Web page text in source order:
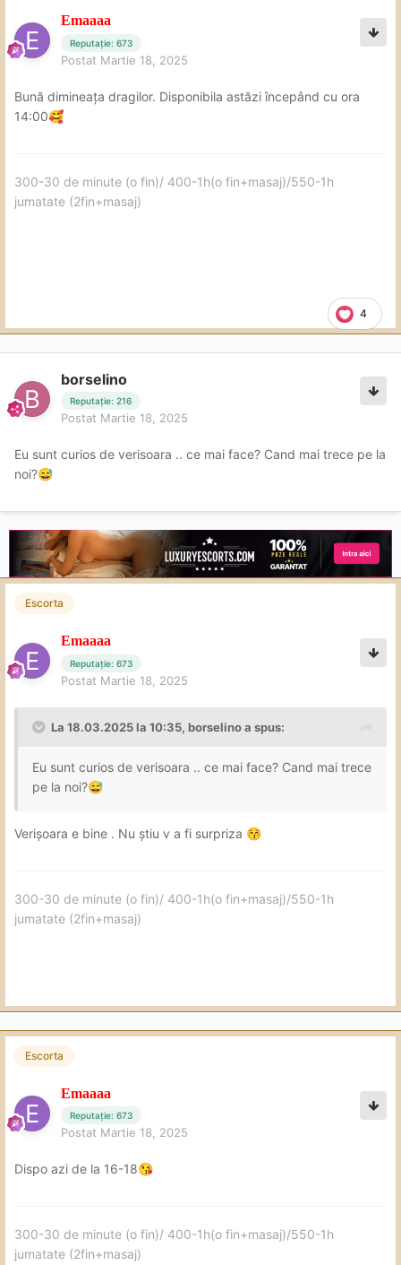
Emaaaa
Reputație: 673
Postat Martie 18, 2025
Bună dimineața dragilor. Disponibila astăzi începând cu ora
14:00🥰
4
300-30 de minute (o fin)/ 400-1h(o fin+masaj)/550-1h
jumatate (2fin+masaj)
borselino
Reputație: 216
Postat Martie 18, 2025
Eu sunt curios de verisoara .. ce mai face? Cand mai trece pe la
noi?😅
Escorta
Emaaaa
Reputație: 673
Postat Martie 18, 2025
La 18.03.2025 la 10:35, borselinoa spus:
Eu sunt curios de verisoara .. ce mai face? Cand mai trece
pe la noi?😅
Verișoara e bine . Nu știu v a fi surpriza 😚
300-30 de minute (o fin)/ 400-1h(o fin+masaj)/550-1h
jumatate (2fin+masaj)
Escorta
Emaaaa
Reputație: 673
Postat Martie 18, 2025
Dispo azi de la 16-18😘
300-30 de minute (o fin)/ 400-1h(o fin+masaj)/550-1h
jumatate (2fin+masaj)